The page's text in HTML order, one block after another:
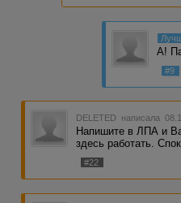
А!
#9
DELETED написала
Напишите в ЛПА и
здесь работать.
#22